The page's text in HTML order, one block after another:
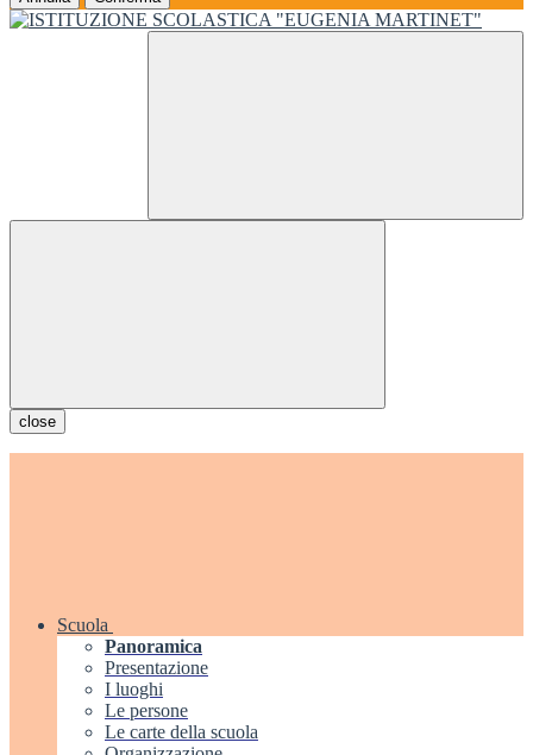
close
Scuola
Panoramica
Presentazione
I luoghi
Le persone
Le carte della scuola